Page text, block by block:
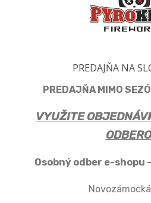
PREDAJŇA NA
PREDAJŇA MIMO
VYUŽITE
Osobný odber e-shopu